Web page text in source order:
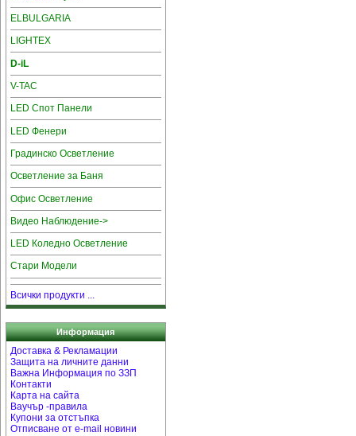
ELBULGARIA
LIGHTEX
D-iL
V-TAC
LED Спот Панели
LED Фенери
Градинско Осветление
Осветление за Баня
Офис Осветление
Видео Наблюдение->
LED Коледно Осветление
Стари Модели
Всички продукти ...
Информация
Доставка & Рекламации
Защита на личните данни
Важна Информация по ЗЗП
Контакти
Карта на сайта
Ваучър -правила
Купони за отстъпка
Отписване от e-mail новини